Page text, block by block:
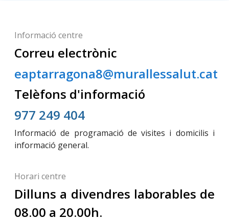
Informació centre
Correu electrònic
eaptarragona8@murallessalut.cat
Telèfons d'informació
977 249 404
Informació de programació de visites i domicilis i
informació general.
Horari centre
Dilluns a divendres laborables de
08.00 a 20.00h.